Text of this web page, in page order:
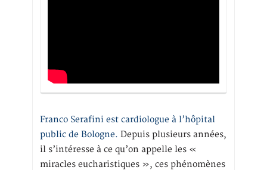
Franco Serafini est cardiologue à l’hôpital
public de Bologne. Depuis plusieurs années,
il s’intéresse à ce qu’on appelle les «
miracles eucharistiques », ces phénomènes